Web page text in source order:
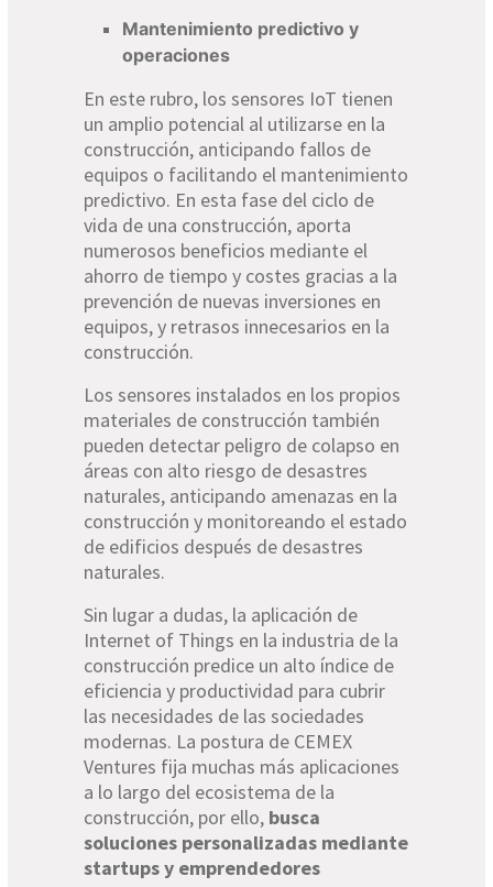
Mantenimiento predictivo y
operaciones
En este rubro, los sensores IoT tienen
un amplio potencial al utilizarse en la
construcción, anticipando fallos de
equipos o facilitando el mantenimiento
predictivo. En esta fase del ciclo de
vida de una construcción, aporta
numerosos beneficios mediante el
ahorro de tiempo y costes gracias a la
prevención de nuevas inversiones en
equipos, y retrasos innecesarios en la
construcción.
Los sensores instalados en los propios
materiales de construcción también
pueden detectar peligro de colapso en
áreas con alto riesgo de desastres
naturales, anticipando amenazas en la
construcción y monitoreando el estado
de edificios después de desastres
naturales.
Sin lugar a dudas, la aplicación de
Internet of Things en la industria de la
construcción predice un alto índice de
eficiencia y productividad para cubrir
las necesidades de las sociedades
modernas. La postura de CEMEX
Ventures fija muchas más aplicaciones
a lo largo del ecosistema de la
construcción, por ello, busca
soluciones personalizadas mediante
startups y emprendedores